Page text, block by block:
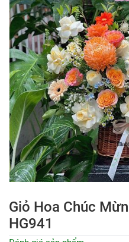
Giỏ Hoa Chúc
HG941